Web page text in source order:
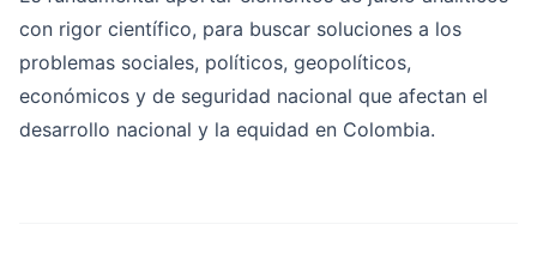
con rigor científico, para buscar soluciones a los
problemas sociales, políticos, geopolíticos,
económicos y de seguridad nacional que afectan el
desarrollo nacional y la equidad en Colombia.